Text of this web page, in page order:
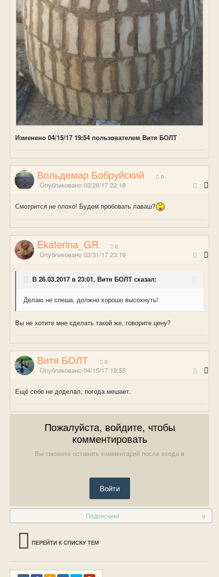
Изменено 04/15/17 19:54 пользователем Витя БОЛТ
Вольдемар Бобруйский 0
Опубликовано 03/28/17 22:18
Смотрится не плохо! Будем пробовать лаваш?
Ekaterina_GR 0
Опубликовано 03/31/17 23:19
В 26.03.2017 в 23:01, Витя БОЛТ сказал:
Делаю не спеша, должно хорошо высохнуть!
Вы не хотите мне сделать такой же, говорите цену?
Витя БОЛТ 0
Опубликовано 04/15/17 19:55
Ещё себе не доделал, погода мешает.
Пожалуйста, войдите, чтобы
комментировать
Вы сможете оставить комментарий после входа в
Войти
Подписчики 0
ПЕРЕЙТИ К СПИСКУ ТЕМ